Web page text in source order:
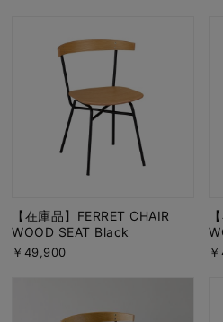
【在庫品】FERRET CHAIR
WOOD SEAT Black
￥49,900